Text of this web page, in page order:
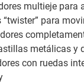
multieje para
para
metálicas y
con ruedas